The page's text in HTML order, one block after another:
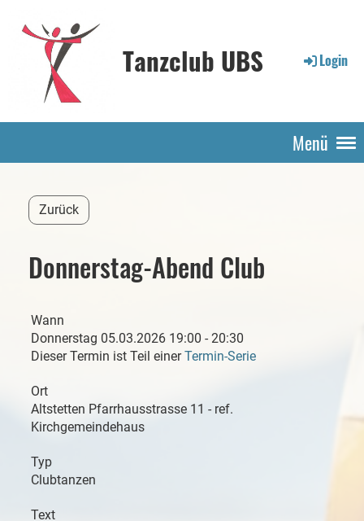
Tanzclub UBS Login
Menü
Zurück
Donnerstag-Abend Club
Wann
Donnerstag 05.03.2026 19:00 - 20:30
Dieser Termin ist Teil einerTermin-Serie
Ort
Altstetten Pfarrhausstrasse 11 - ref.
Kirchgemeindehaus
Typ
Clubtanzen
Text